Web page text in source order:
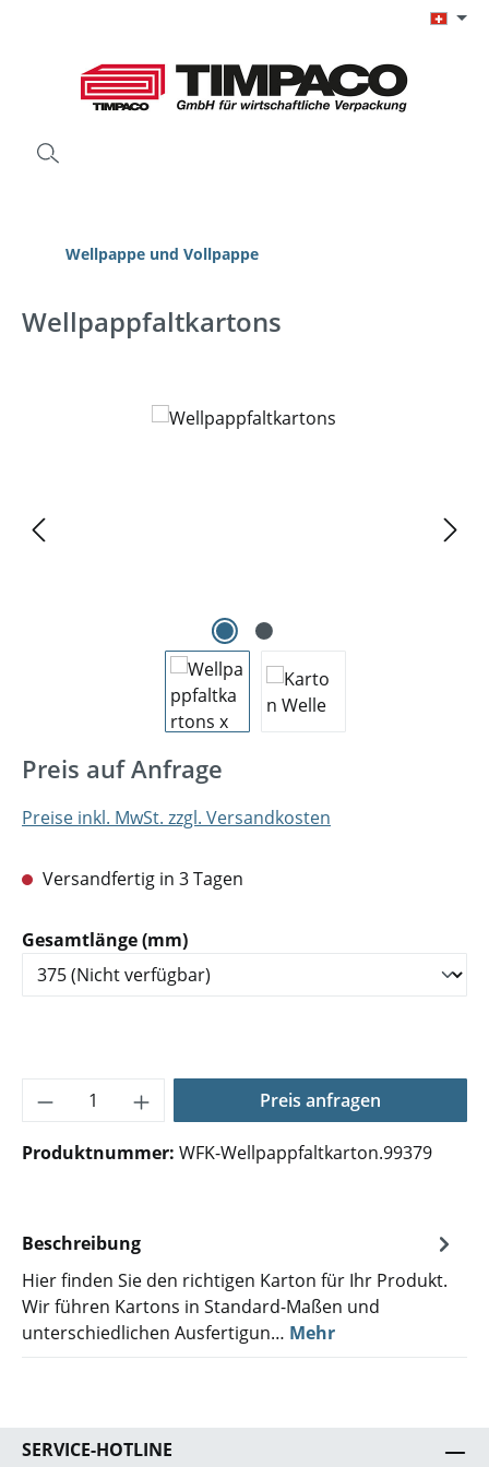
Wellpappe und Vollpappe
Wellpappfaltkartons
Bildergalerie überspringen
Preis auf Anfrage
Preise inkl. MwSt. zzgl. Versandkosten
Versandfertig in 3 Tagen
Gesamtlänge (mm)auswählen
Produkt Anzahl: Gib den gewünschten
Preis anfragen
Produktnummer: WFK-Wellpappfaltkarton.99379
Beschreibung
Hier finden Sie den richtigen Karton für Ihr Produkt.
Wir führen Kartons in Standard-Maßen und
unterschiedlichen Ausfertigun… Mehr
SERVICE-HOTLINE